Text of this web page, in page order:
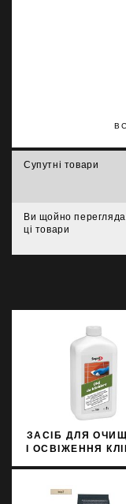
Супутні товари
Ви щойно
ці товари
ЗАСІБ ДЛЯ
І ОСВІЖЕННЯ